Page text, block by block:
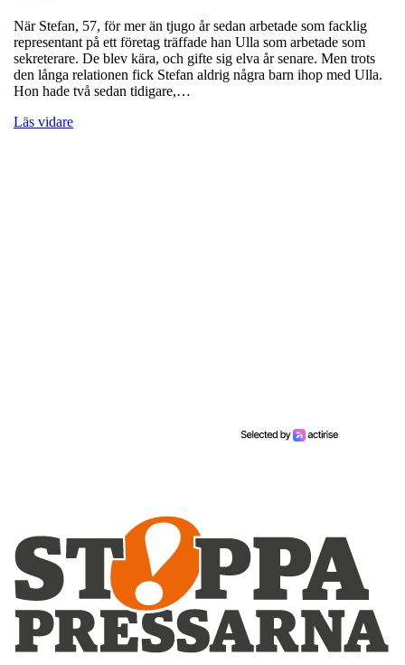
När Stefan, 57, för mer än tjugo år sedan arbetade som facklig
representant på ett företag träffade han Ulla som arbetade som
sekreterare. De blev kära, och gifte sig elva år senare. Men trots
den långa relationen fick Stefan aldrig några barn ihop med Ulla.
Hon hade två sedan tidigare,…
Läs vidare